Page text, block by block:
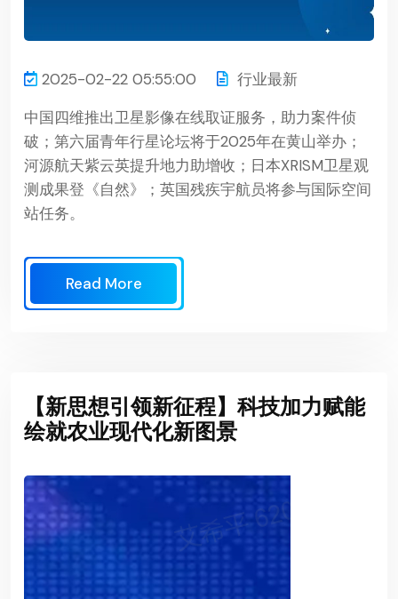
2025-02-22 05:55:00
行业最新
中国四维推出卫星影像在线取证服务，助力案件侦
破；第六届青年行星论坛将于2025年在黄山举办；
河源航天紫云英提升地力助增收；日本XRISM卫星观
测成果登《自然》；英国残疾宇航员将参与国际空间
站任务。
Read More
【新思想引领新征程】科技加力赋能
绘就农业现代化新图景